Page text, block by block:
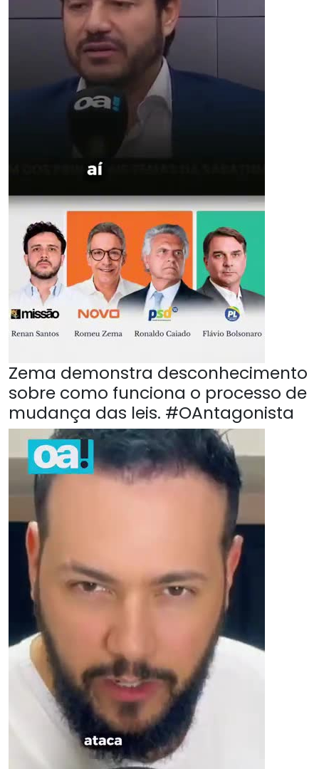
Zema demonstra desconhecimento
sobre como funciona o processo de
mudança das leis. #OAntagonista